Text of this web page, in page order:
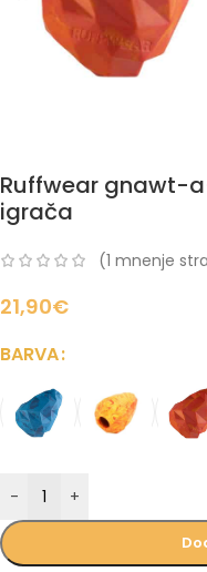
Ruffwear gnawt-
igrača
(1 mnenje
21,90€
BARVA
- +